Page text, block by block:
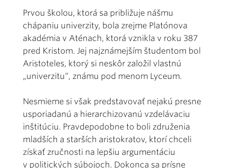
Prvou školou, ktorá sa približuje nášmu
chápaniu univerzity, bola zrejme Platónova
akadémia v Aténach, ktorá vznikla v roku 387
pred Kristom. Jej najznámejším študentom bol
Aristoteles, ktorý si neskôr založil vlastnú
„univerzitu“, známu pod menom Lyceum.
Nesmieme si však predstavovať nejakú presne
usporiadanú a hierarchizovanú vzdelávaciu
inštitúciu. Pravdepodobne to boli združenia
mladších a starších aristokratov, ktorí chceli
získať zručnosti na lepšiu argumentáciu
v politických súbojoch. Dokonca sa prísne